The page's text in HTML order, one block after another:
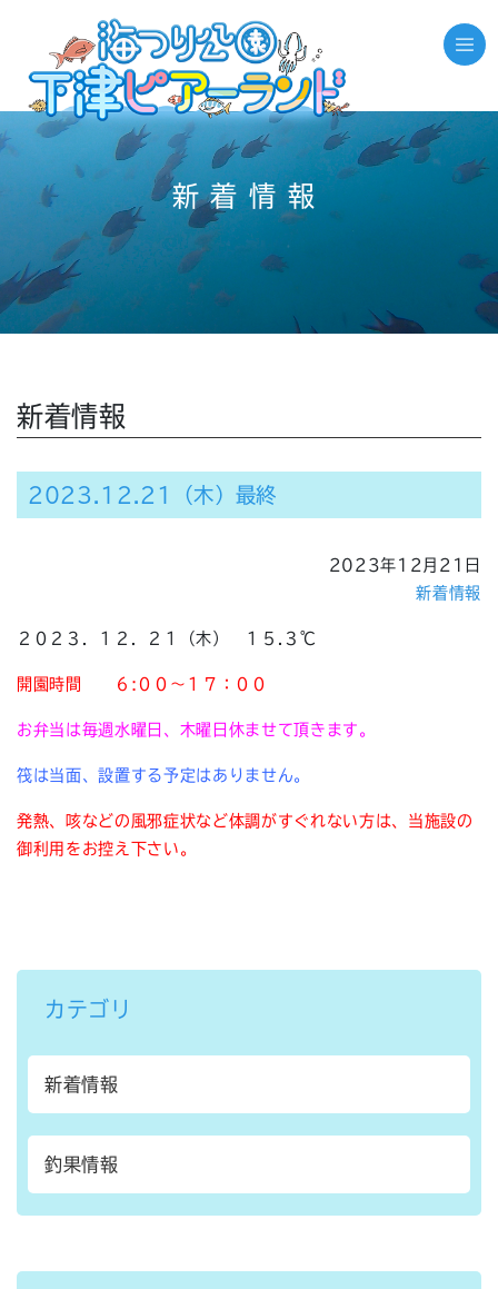
新着情報
新着情報
2023.12.21（木）最終
2023年12月21日
新着情報
２０２３．１２．２１（木） １５.３℃
開園時間 ６:００～１７：００
お弁当は毎週水曜日、木曜日休ませて頂きます。
筏は当面、設置する予定はありません。
発熱、咳などの風邪症状など体調がすぐれない方は、当施設の
御利用をお控え下さい。
カテゴリ
新着情報
釣果情報